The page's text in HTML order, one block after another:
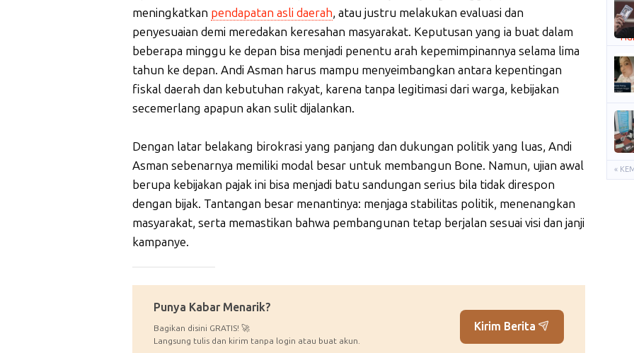
meningkatkan pendapatan asli daerah, atau justru melakukan evaluasi dan
penyesuaian demi meredakan keresahan masyarakat. Keputusan yang ia buat dalam
beberapa minggu ke depan bisa menjadi penentu arah kepemimpinannya selama lima
tahun ke depan. Andi Asman harus mampu menyeimbangkan antara kepentingan
fiskal daerah dan kebutuhan rakyat, karena tanpa legitimasi dari warga, kebijakan
secemerlang apapun akan sulit dijalankan.
Dengan latar belakang birokrasi yang panjang dan dukungan politik yang luas, Andi
Asman sebenarnya memiliki modal besar untuk membangun Bone. Namun, ujian awal
berupa kebijakan pajak ini bisa menjadi batu sandungan serius bila tidak direspon
dengan bijak. Tantangan besar menantinya: menjaga stabilitas politik, menenangkan
masyarakat, serta memastikan bahwa pembangunan tetap berjalan sesuai visi dan janji
kampanye.
Punya Kabar Menarik?
Bagikan disini GRATIS! 🚀
Langsung tulis dan kirim tanpa login atau buat akun.
Kirim Berita
«